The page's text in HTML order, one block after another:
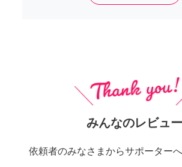
みんなのレビュー
依頼者のみなさまからサポーター